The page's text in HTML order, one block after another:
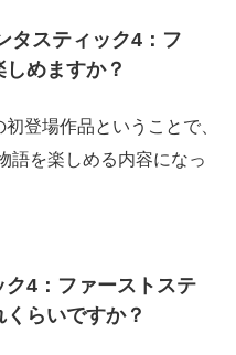
タスティック4：フ
めますか？
登場作品ということで、
語を楽しめる内容になっ
4：ファーストステ
らいですか？